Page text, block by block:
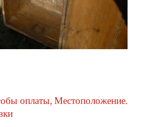
оплаты, Местоположение.